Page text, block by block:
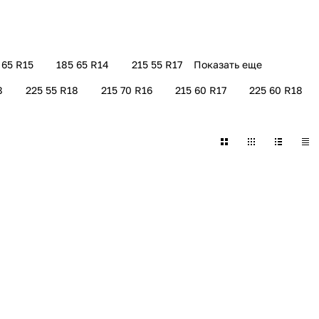
R15 185 65 R14 215 55 R17 Показать еще
225 55 R18 215 70 R16 215 60 R17 225 60 R18